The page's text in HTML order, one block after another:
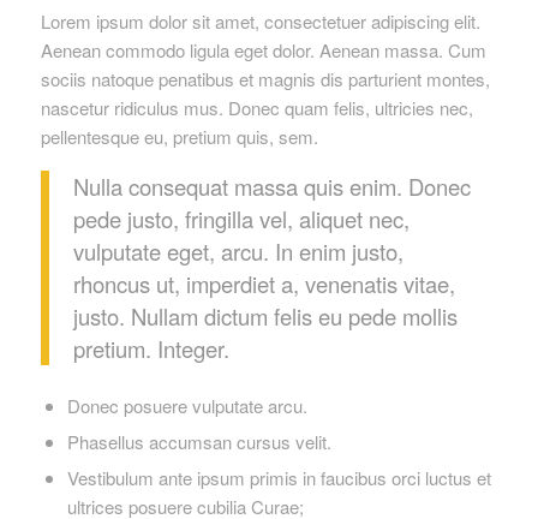
Lorem ipsum dolor sit amet, consectetuer adipiscing elit.
Aenean commodo ligula eget dolor. Aenean massa. Cum
sociis natoque penatibus et magnis dis parturient montes,
nascetur ridiculus mus. Donec quam felis, ultricies nec,
pellentesque eu, pretium quis, sem.
Nulla consequat massa quis enim. Donec
pede justo, fringilla vel, aliquet nec,
vulputate eget, arcu. In enim justo,
rhoncus ut, imperdiet a, venenatis vitae,
justo. Nullam dictum felis eu pede mollis
pretium. Integer.
Donec posuere vulputate arcu.
Phasellus accumsan cursus velit.
Vestibulum ante ipsum primis in faucibus orci luctus et
ultrices posuere cubilia Curae;